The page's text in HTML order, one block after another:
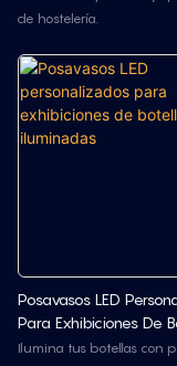
de hostelería.
Posavasos LED
Para Exhibiciones De
Iluminadas
Ilumina tus botellas con